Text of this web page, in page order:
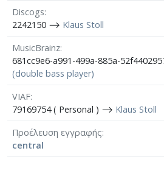
Discogs
2242150 ⟶ Klaus Stoll
MusicBrainz
681cc9e6-a991-499a-885a-
(double bass player)
VIAF
79169754 ( Personal ) ⟶ Klaus Stoll
Προέλευση εγγραφής
central